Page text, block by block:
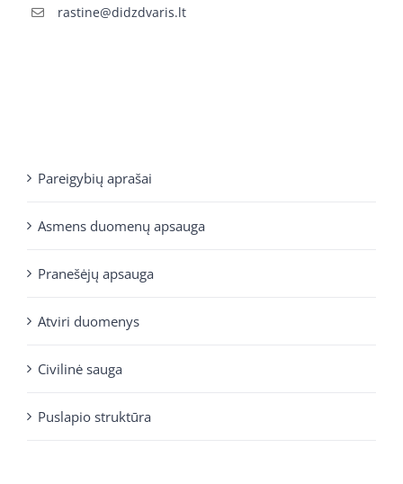
rastine@didzdvaris.lt
Pareigybių aprašai
Asmens duomenų apsauga
Pranešėjų apsauga
Atviri duomenys
Civilinė sauga
Puslapio struktūra